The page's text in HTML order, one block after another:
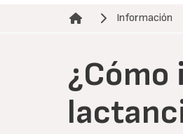
Ruta de navegación
Información